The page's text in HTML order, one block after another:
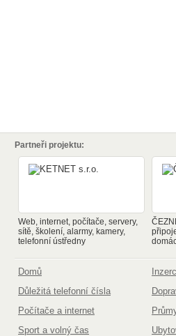
Partneři projektu:
Web, internet, počítače, servery,
sítě, školení, alarmy, kamery,
telefonní ústředny
Domů
Důležitá telefonní čísla
Počítače a internet
Sport a volný čas